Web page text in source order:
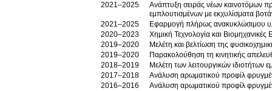
2021–2025
Ανάπτυξη σειράς νέων καινοτόμων
εμπλουτισμένων με εκχυλίσματα
2021–2025
Εφαρμογή πλήρως ανακυκλώσιμου
2020–2023
Χημική Τεχνολογία και
2019–2020
Μελέτη και βελτίωση της
2019–2020
Παρακολούθηση τη κινητικής
2018–2019
Μελέτη των λειτουργικών ιδιοτήτων
2017–2018
Ανάλυση αρωματικού προφίλ
2016–2016
Ανάλυση αρωματικού προφίλ